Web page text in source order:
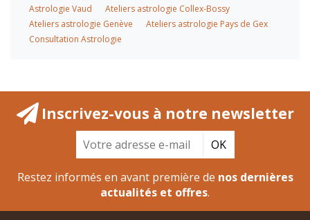
Astrologie Vaud
Ateliers astrologie Collex-Bossy
Ateliers astrologie Genève
Ateliers astrologie Pays de Gex
Consultation Astrologie
Inscrivez-vous à notre newsletter
OK
Restez informés en avant première de nos dernières
actualités et offres.